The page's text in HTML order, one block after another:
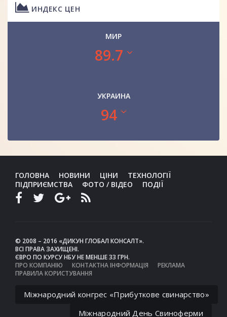
ИНДЕКС ЦЕН
МИР
89.7
УКРАИНА
94
ГОЛОВНА НОВИНИ ЦІНИ
ТЕХНОЛОГІЇ
ПІДПРИЄМСТВА
ФОТО / ВІДЕО ПОДІЇ
© 2008 – 2016 «ДИКУН ГЛОБАЛ КОНСАЛТ».
ВСІ ПРАВА ЗАХИЩЕНІ.
ЄВРО ПО КУРСУ НБУ НЕ МЕНШЕ 33 ГРН.
ПРО КОМПАНІЮ
КОНТАКТНА ІНФОРМАЦІЯ
РЕКЛАМА
ПРАВИЛА КОРИСТУВАННЯ
Міжнародний конгрес «Прибуткове свинарство»
Міжнародний День Свиноферми